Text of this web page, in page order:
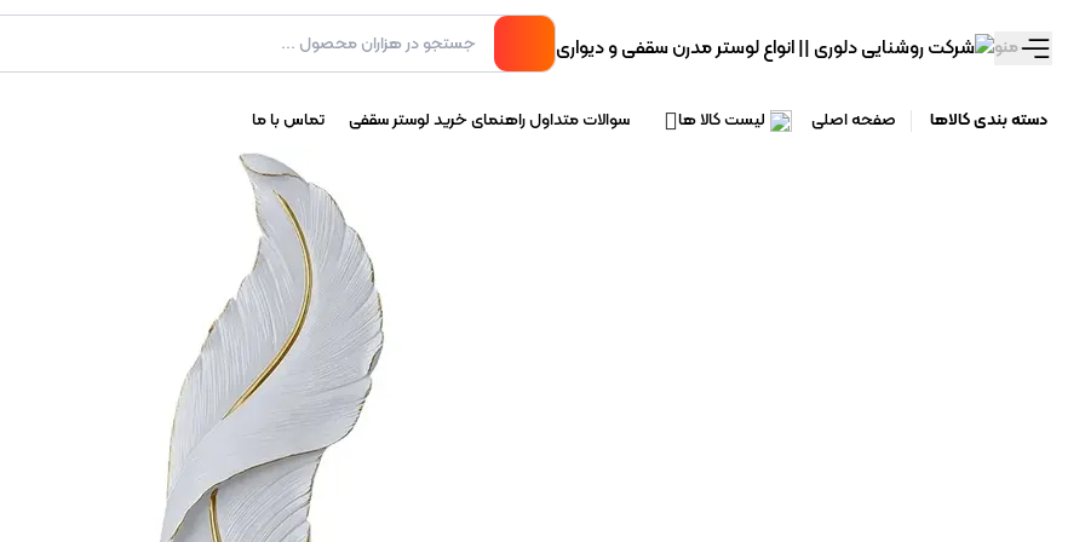
تخفیف ویژه 10 درصدی سالروز تولد دلوری رو از دست نده!
منو
دسته بندی کالاها صفحه اصلی لیست کالا ها سوالات متداول راهنمای خرید لوستر سقفی تماس با ما